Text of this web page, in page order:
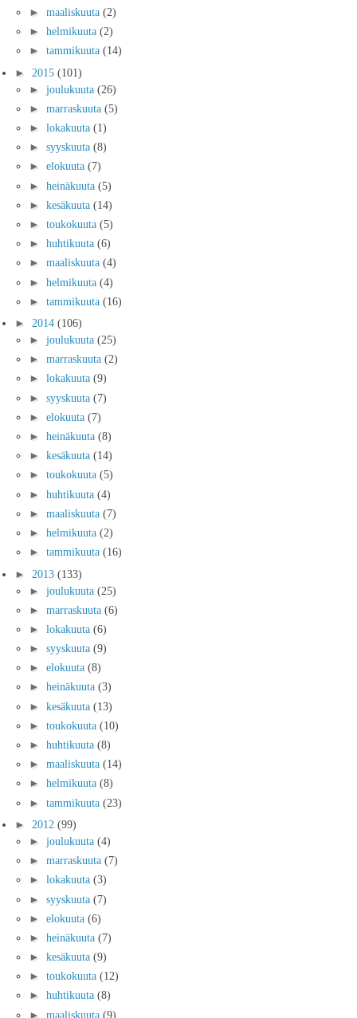
► maaliskuuta (2)
► helmikuuta (2)
► tammikuuta (14)
► 2015 (101)
► joulukuuta (26)
► marraskuuta (5)
► lokakuuta (1)
► syyskuuta (8)
► elokuuta (7)
► heinäkuuta (5)
► kesäkuuta (14)
► toukokuuta (5)
► huhtikuuta (6)
► maaliskuuta (4)
► helmikuuta (4)
► tammikuuta (16)
► 2014 (106)
► joulukuuta (25)
► marraskuuta (2)
► lokakuuta (9)
► syyskuuta (7)
► elokuuta (7)
► heinäkuuta (8)
► kesäkuuta (14)
► toukokuuta (5)
► huhtikuuta (4)
► maaliskuuta (7)
► helmikuuta (2)
► tammikuuta (16)
► 2013 (133)
► joulukuuta (25)
► marraskuuta (6)
► lokakuuta (6)
► syyskuuta (9)
► elokuuta (8)
► heinäkuuta (3)
► kesäkuuta (13)
► toukokuuta (10)
► huhtikuuta (8)
► maaliskuuta (14)
► helmikuuta (8)
► tammikuuta (23)
► 2012 (99)
► joulukuuta (4)
► marraskuuta (7)
► lokakuuta (3)
► syyskuuta (7)
► elokuuta (6)
► heinäkuuta (7)
► kesäkuuta (9)
► toukokuuta (12)
► huhtikuuta (8)
► maaliskuuta (9)